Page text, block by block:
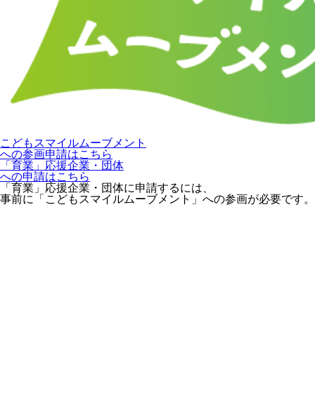
こどもスマイルムーブメント
への参画申請はこちら
「育業」応援企業・団体
への申請はこちら
「育業」応援企業・団体に申請するには、
事前に「こどもスマイルムーブメント」への参画が必要です。